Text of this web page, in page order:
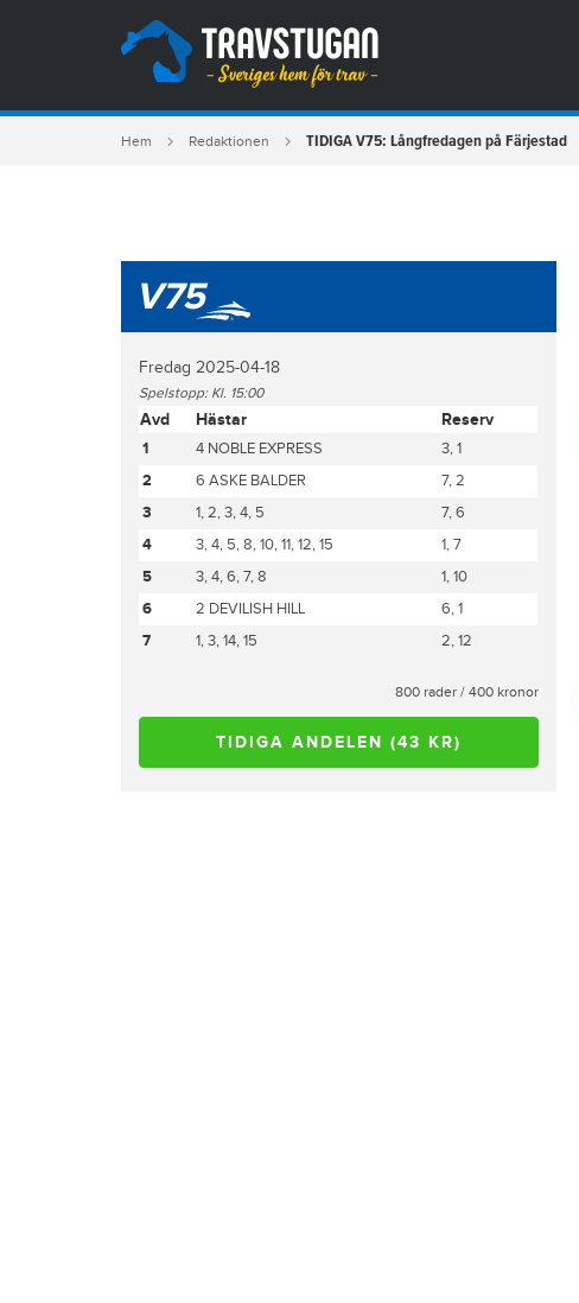
Hem Redaktionen TIDIGA V75: Långfredagen på Färjestad
V75
Fredag 2025-04-18
Spelstopp: Kl. 15:00
Avd Hästar Reserv
1 4 NOBLE EXPRESS
3, 1
2
6 ASKE BALDER
7, 2
3
1, 2, 3, 4, 5
7, 6
4
3, 4, 5, 8, 10, 11, 12, 15
1, 7
5
3, 4, 6, 7, 8
1, 10
6
2 DEVILISH HILL
6, 1
7
1, 3, 14, 15 2, 12
800 rader / 400 kronor
TIDIGA ANDELEN (43 KR)